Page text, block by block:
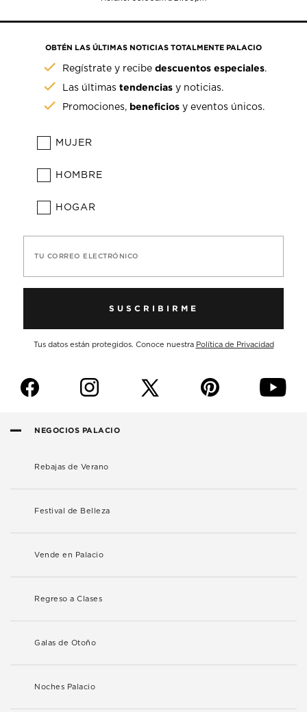
OBTÉN LAS ÚLTIMAS NOTICIAS TOTALMENTE PALACIO
Regístrate y recibedescuentos especiales.
Las últimastendencias y noticias.
Promociones, beneficios y eventos únicos.
MUJER
HOMBRE
HOGAR
TU CORREO ELECTRÓNICO
SUSCRIBIRME
Tus datos están protegidos. Conoce nuestra Política de Privacidad
f i p y
NEGOCIOS PALACIO
Rebajas de Verano
Festival de Belleza
Vende en Palacio
Regreso a Clases
Galas de Otoño
Noches Palacio